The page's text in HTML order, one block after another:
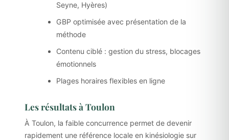
Seyne, Hyères)
GBP optimisée avec présentation de la
méthode
Contenu ciblé : gestion du stress, blocages
émotionnels
Plages horaires flexibles en ligne
Les résultats à Toulon
À Toulon, la faible concurrence permet de devenir
rapidement une référence locale en kinésiologie sur